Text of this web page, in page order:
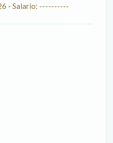
- Salario: ----------